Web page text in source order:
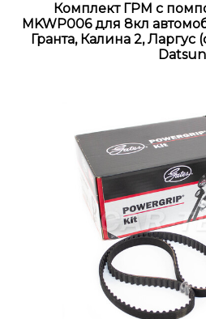
Комплект ГРМ с
MKWP006 для 8кл
Гранта, Калина 2, Ларгус
Datsun